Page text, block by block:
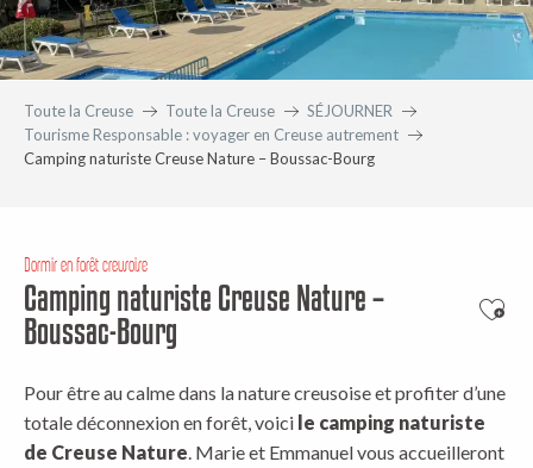
Toute la Creuse Toute la Creuse
SÉJOURNER
Tourisme Responsable : voyager en Creuse autrement
Camping naturiste Creuse Nature – Boussac-Bourg
Dormir en forêt creusoise
Camping naturiste Creuse Nature –
Boussac-Bourg
Pour être au calme dans la nature creusoise et profiter d’une
totale déconnexion en forêt, voici le camping naturiste
de Creuse Nature. Marie et Emmanuel vous accueilleront